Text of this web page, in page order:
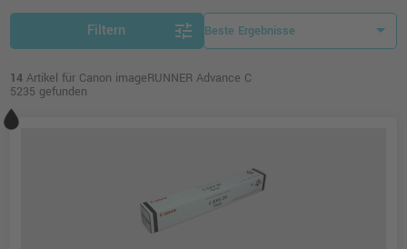
Filtern tune
14 Artikel für Canon imageRUNNER Advance C
5235 gefunden